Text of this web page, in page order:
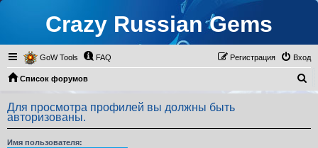
Crazy Russian Gems
GoW Tools FAQ Вход
Регистрация
Список форумов
о
с
Для просмотра профилей вы должны быть
авторизованы.
Имя пользователя: